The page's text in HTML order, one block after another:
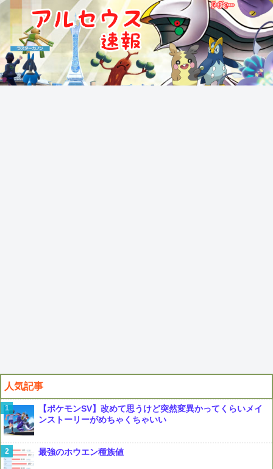
人気記事
【ポケモンSV】改めて思うけど突然変異かってくらいメイ
ンストーリーがめちゃくちゃいい
最強のホウエン種族値